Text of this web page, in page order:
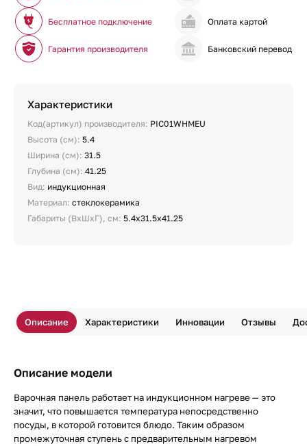
Бесплатное подключение
Гарантия производителя
Оплата картой
Банковский перевод
Характеристики
Код(артикул) производителя: PIC01WHMEU
Высота (см): 5.4
Ширина (см): 31.5
Глубина (см): 41.25
Вид: индукционная
Материал: стеклокерамика
Габариты (ВхШхГ), см: 5.4x31.5x41.25
Описание Характеристики Инновации Отзывы
Описание модели
Варочная панель работает на индукционном нагреве — это
значит, что повышается температура непосредственно
посуды, в которой готовится блюдо. Таким образом
промежуточная ступень с предварительным нагревом